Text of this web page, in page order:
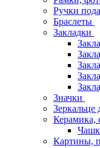
Ручки
Браслеты
Закладки
Значки
Зеркальце
Керамика,
Картины,